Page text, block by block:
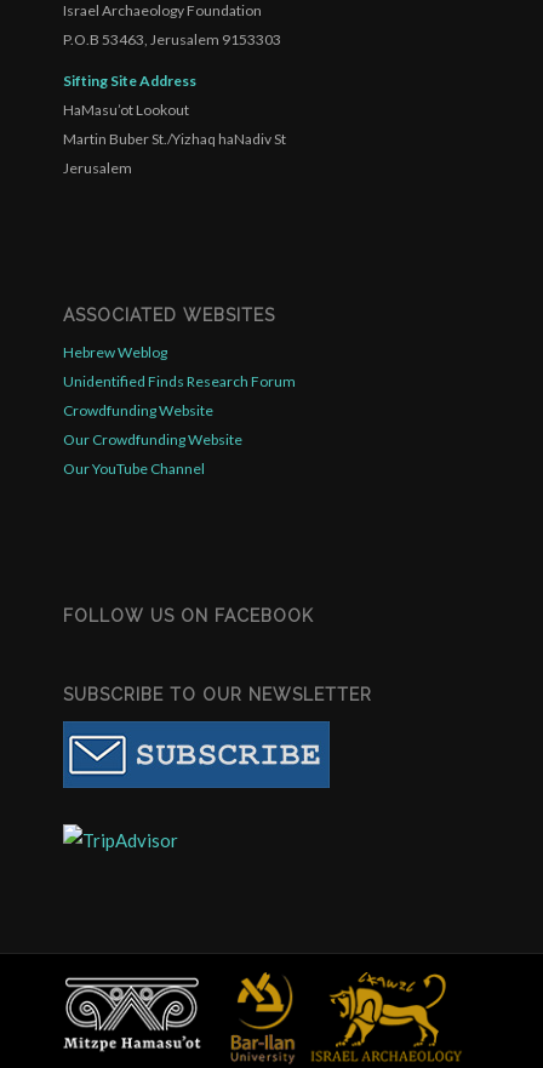
Israel Archaeology Foundation
P.O.B 53463, Jerusalem 9153303
Sifting Site Address
HaMasu’ot Lookout
Martin Buber St./Yizhaq haNadiv St
Jerusalem
ASSOCIATED WEBSITES
Hebrew Weblog
Unidentified Finds Research Forum
Crowdfunding Website
Our Crowdfunding Website
Our YouTube Channel
FOLLOW US ON FACEBOOK
SUBSCRIBE TO OUR NEWSLETTER